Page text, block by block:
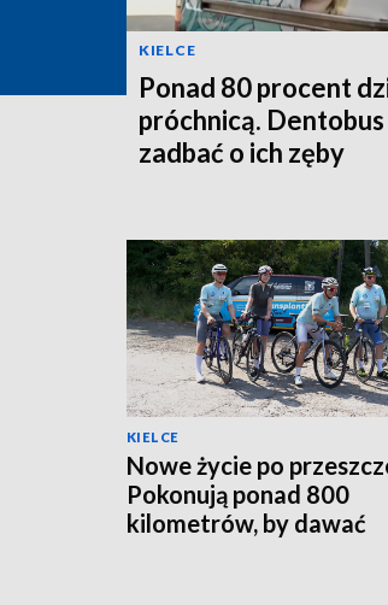
KIELCE
Ponad 80 procent
próchnicą. Dentobus
zadbać o ich zęby
KIELCE
Nowe życie po
Pokonują ponad 800
kilometrów, by dawać